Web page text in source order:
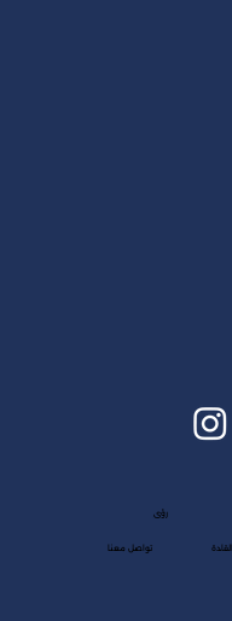
رؤى
تواصل معنا القادة